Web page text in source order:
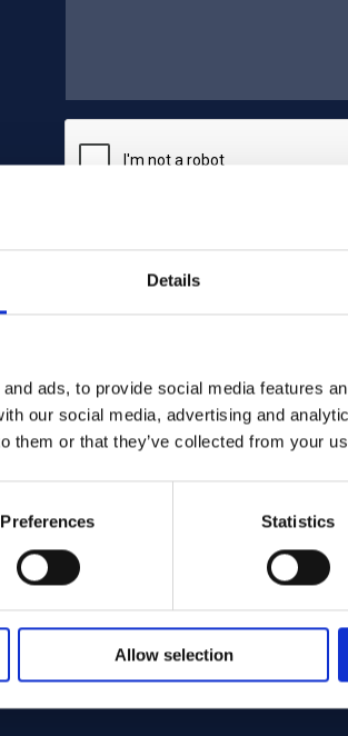
Details
ads, to provide social media features
our social media, advertising and
them or that they’ve collected from your
Preferences Statistics
Allow selection
Lähetä